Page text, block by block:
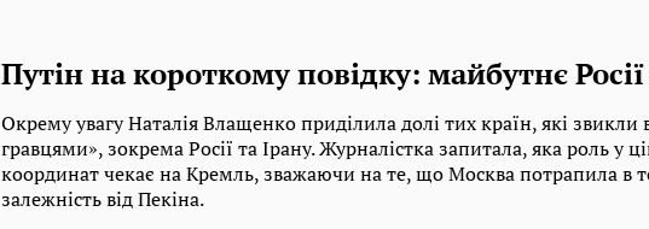
Путін на короткому повідку: майбутнє Росії
Окрему увагу Наталія Влащенко приділила долі тих країн, які
гравцями», зокрема Росії та Ірану. Журналістка запитала, яка роль у
координат чекає на Кремль, зважаючи на те, що Москва потрапила в
залежність від Пекіна.